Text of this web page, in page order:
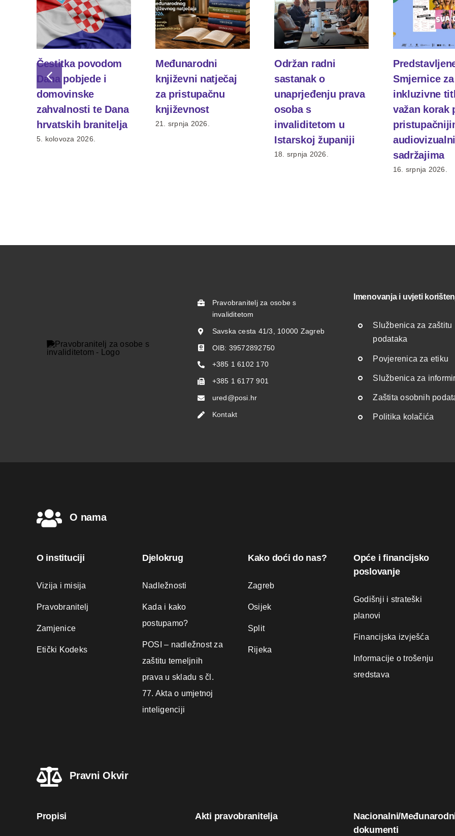
Čestitka povodom
Dana pobjede i
domovinske
zahvalnosti te Dana
hrvatskih branitelja
5. kolovoza 2026.
Međunarodni
književni natječaj
za pristupačnu
književnost
21. srpnja 2026.
Održan radni
sastanak o
unaprjeđenju prava
osoba s
invaliditetom u
Istarskoj županiji
18. srpnja 2026.
Smjernice za
inkluzivne
važan korak
sadržajima
16. srpnja 2026.
Pravobranitelj za osobe s
invaliditetom
Savska cesta 41/3, 10000 Zagreb
OIB: 39572892750
+385 1 6102 170
+385 1 6177 901
ured@posi.hr
Kontakt
Imenovanja i uvjeti
Službenica za zaštitu
podataka
Povjerenica za etiku
Službenica za
Zaštita osobnih
Politika kolačića
O nama
O instituciji
Vizija i misija
Pravobranitelj
Zamjenice
Etički Kodeks
Djelokrug
Nadležnosti
Kada i kako
postupamo?
POSI – nadležnost za
zaštitu temeljnih
prava u skladu s čl.
77. Akta o umjetnoj
inteligenciji
Kako doći do nas?
Zagreb
Osijek
Split
Rijeka
Opće i financijsko
poslovanje
Godišnji i strateški
planovi
Financijska izvješća
Informacije o trošenju
sredstava
Pravni Okvir
Propisi Akti pravobranitelja
Nacionalni/
dokumenti